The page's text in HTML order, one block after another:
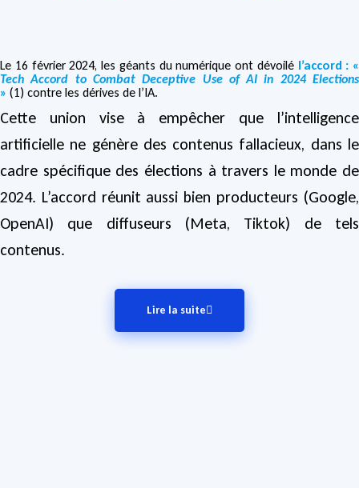
Le 16 février 2024, les géants du numérique ont dévoilé l’accord : «
Tech Accord to Combat Deceptive Use of AI in 2024 Elections
» (1) contre les dérives de l’IA.
Cette union vise à empêcher que l’intelligence
artificielle ne génère des contenus fallacieux, dans le
cadre spécifique des élections à travers le monde de
2024. L’accord réunit aussi bien producteurs (Google,
OpenAI) que diffuseurs (Meta, Tiktok) de tels
contenus.
Lire la suite